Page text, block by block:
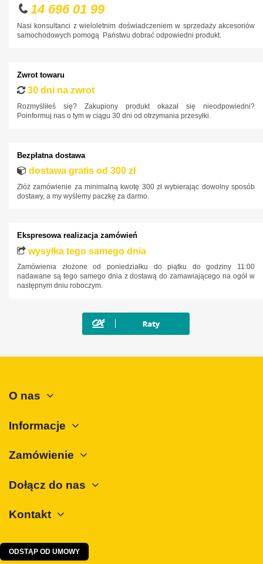
DS
Fiat
Isuzu
Jaguar
Jeep
Kia
Land Rover
Lexus
MAN
Maxus
Mercedes-Benz
Porsche
SAAB
Skoda
14 696 01 99
Nasi konsultanci z wieloletnim doświadczeniem w sprzedaży akcesoriów
samochodowych pomogą Państwu dobrać odpowiedni produkt.
Zwrot towaru
30 dni na zwrot
Rozmyśliłeś się? Zakupiony produkt okazał się nieodpowiedni?
Poinformuj nas o tym w ciągu 30 dni od otrzymania przesyłki.
Bezpłatna dostawa
dostawa gratis od 300 zł
Złóż zamówienie za minimalną kwotę 300 zł wybierając dowolny sposób
dostawy, a my wyślemy paczkę za darmo.
Ekspresowa realizacja zamówień
wysyłka tego samego dnia
Zamówienia złożone od poniedziałku do piątku do godziny 11:00
nadawane są tego samego dnia z dostawą do zamawiającego na ogół w
następnym dniu roboczym.
O nas
Informacje
Zamówienie
Dołącz do nas
Kontakt
ODSTĄP OD UMOWY